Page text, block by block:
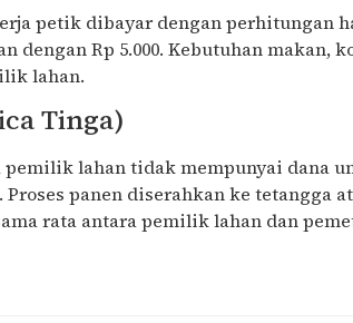
petik dibayar dengan perhitungan
dengan Rp 5.000. Kebutuhan makan,
lahan.
Tinga)
lahan tidak mempunyai dana
panen diserahkan ke tetangga
rata antara pemilik lahan dan